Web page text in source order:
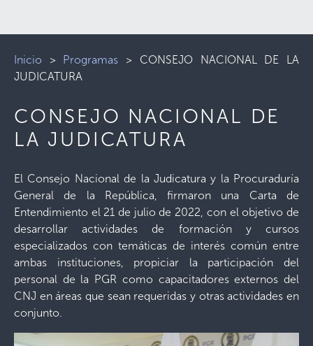
Inicio > Programas > CONSEJO NACIONAL DE LA
JUDICATURA
CONSEJO NACIONAL DE
LA JUDICATURA
El Consejo Nacional de la Judicatura y la Procuraduría
General de la República, firmaron una Carta de
Entendimiento el 21 de julio de 2022, con el objetivo de
desarrollar actividades de formación y cursos
especializados con temáticas de interés común entre
ambas instituciones, propiciar la participación del
personal de la PGR como capacitadores externos del
CNJ en áreas que sean requeridas y otras actividades en
conjunto.